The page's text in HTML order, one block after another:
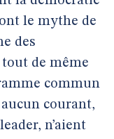
le mythe de
des
de même
commun
aucun courant,
n’aient